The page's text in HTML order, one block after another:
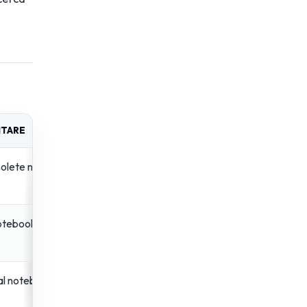
non marcate
senza
notebook